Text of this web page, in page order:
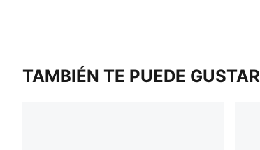
TAMBIÉN TE PUEDE GUSTAR